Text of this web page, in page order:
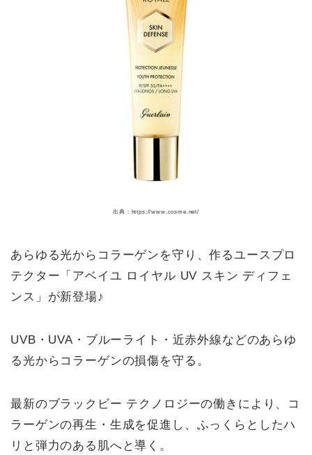
出典：https://www.cosme.net/
あらゆる光からコラーゲンを守り、作るユースプロ
テクター「アベイユ ロイヤル UV スキン ディフェ
ンス」が新登場♪
UVB・UVA・ブルーライト・近赤外線などのあらゆ
る光からコラーゲンの損傷を守る。
最新のブラックビー テクノロジーの働きにより、コ
ラーゲンの再生・生成を促進し、ふっくらとしたハ
リと弾力のある肌へと導く。